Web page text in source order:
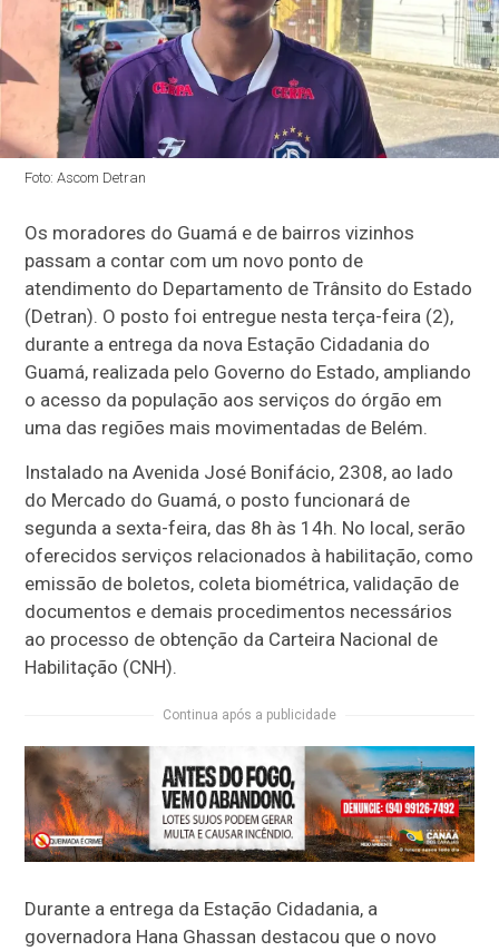
Foto: Ascom Detran
Os moradores do Guamá e de bairros vizinhos
passam a contar com um novo ponto de
atendimento do Departamento de Trânsito do Estado
(Detran). O posto foi entregue nesta terça-feira (2),
durante a entrega da nova Estação Cidadania do
Guamá, realizada pelo Governo do Estado, ampliando
o acesso da população aos serviços do órgão em
uma das regiões mais movimentadas de Belém.
Instalado na Avenida José Bonifácio, 2308, ao lado
do Mercado do Guamá, o posto funcionará de
segunda a sexta-feira, das 8h às 14h. No local, serão
oferecidos serviços relacionados à habilitação, como
emissão de boletos, coleta biométrica, validação de
documentos e demais procedimentos necessários
ao processo de obtenção da Carteira Nacional de
Habilitação (CNH).
Continua após a publicidade
Durante a entrega da Estação Cidadania, a
governadora Hana Ghassan destacou que o novo